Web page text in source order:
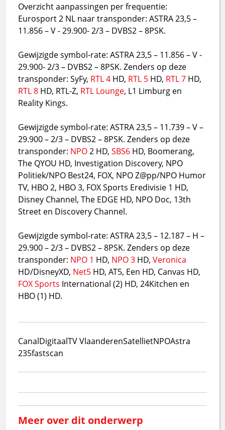
Overzicht aanpassingen per frequentie:
Eurosport 2 NL naar transponder: ASTRA 23,5 –
11.856 – V - 29.900- 2/3 – DVBS2 – 8PSK.
Gewijzigde symbol-rate: ASTRA 23,5 – 11.856 – V -
29.900- 2/3 – DVBS2 – 8PSK. Zenders op deze
transponder: SyFy, RTL 4 HD, RTL 5 HD, RTL 7 HD,
RTL 8 HD, RTL-Z, RTL Lounge, L1 Limburg en
Reality Kings.
Gewijzigde symbol-rate: ASTRA 23,5 – 11.739 – V –
29.900 – 2/3 – DVBS2 – 8PSK. Zenders op deze
transponder: NPO2 HD,SBS6 HD, Boomerang,
The QYOU HD, Investigation Discovery, NPO
Politiek/NPO Best24, FOX, NPO Z@pp/NPO Humor
TV, HBO 2, HBO 3, FOX Sports Eredivisie 1 HD,
Disney Channel, The EDGE HD, NPO Doc, 13th
Street en Discovery Channel.
Gewijzigde symbol-rate: ASTRA 23,5 – 12.187 – H –
29.900 – 2/3 – DVBS2 – 8PSK. Zenders op deze
transponder: NPO 1 HD, NPO 3 HD,Veronica
HD/DisneyXD, Net5 HD, AT5, Een HD, Canvas HD,
FOX Sports International (2) HD, 24Kitchen en
HBO (1) HD.
CanalDigitaalTV VlaanderenSatellietNPOAstra
235fastscan
Meer over dit onderwerp